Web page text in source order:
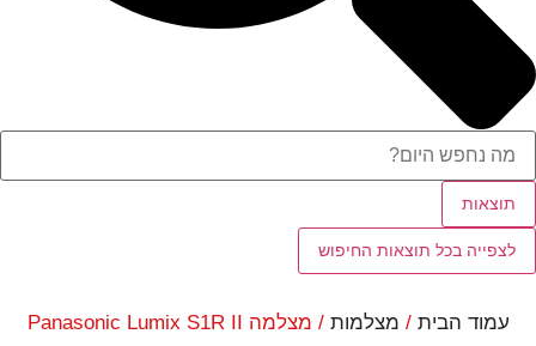
תוצאות
לצפייה בכל תוצאות החיפוש
עמוד הבית/ מצלמות/ מצלמה Panasonic Lumix S1R II